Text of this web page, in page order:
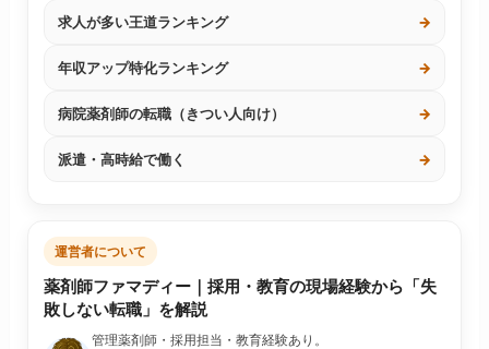
求人が多い王道ランキング →
年収アップ特化ランキング →
病院薬剤師の転職（きつい人向け） →
派遣・高時給で働く →
運営者について
薬剤師ファマディー｜採用・教育の現場経験から「失
敗しない転職」を解説
管理薬剤師・採用担当・教育経験あり。